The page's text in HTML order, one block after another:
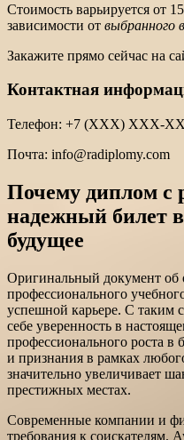
Стоимость варьируется от
зависимости от выбранного
Закажите прямо сейчас на
Контактная
Телефон: +7 (ХХХ) ХХХ-
Почта: info@radiplomy.com
Почему диплом с
надежный билет
будущее
Оригинальный документ об
профессионального
успешной карьере. С таким
себе уверенность в
профессионального роста в
и признания в рамках
значительно увеличивает
престижных местах.
Современные компании и
требования к соискателям.